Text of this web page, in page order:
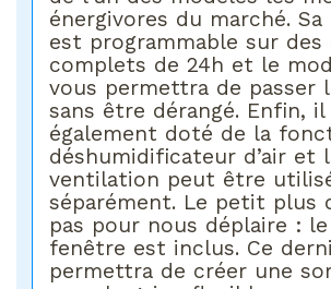
énergivores du marché.
est programmable sur des
complets de 24h et le
vous permettra de passer
sans être dérangé. Enfin,
également doté de la
déshumidificateur d’air et
ventilation peut être
séparément. Le petit plus
pas pour nous déplaire :
fenêtre est inclus. Ce
permettra de créer une